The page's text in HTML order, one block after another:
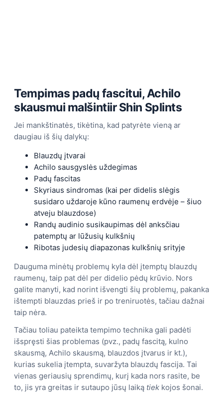
Tempimas padų fascitui, Achilo
skausmui malšintiir Shin Splints
Jei mankštinatės, tikėtina, kad patyrėte vieną ar
daugiau iš šių dalykų:
Blauzdų įtvarai
Achilo sausgyslės uždegimas
Padų fascitas
Skyriaus sindromas (kai per didelis slėgis
susidaro uždaroje kūno raumenų erdvėje – šiuo
atveju blauzdose)
Randų audinio susikaupimas dėl anksčiau
patemptų ar lūžusių kulkšnių
Ribotas judesių diapazonas kulkšnių srityje
Dauguma minėtų problemų kyla dėl įtemptų blauzdų
raumenų, taip pat dėl ​​per didelio pėdų krūvio. Nors
galite manyti, kad norint išvengti šių problemų, pakanka
ištempti blauzdas prieš ir po treniruotės, tačiau dažnai
taip nėra.
Tačiau toliau pateikta tempimo technika gali padėti
išspręsti šias problemas (pvz., padų fascitą, kulno
skausmą, Achilo skausmą, blauzdos įtvarus ir kt.),
kurias sukelia įtempta, suvaržyta blauzdų fascija. Tai
vienas geriausių sprendimų, kurį kada nors rasite, be
to, jis yra greitas ir sutaupo jūsų laiką tiek kojos šonai.